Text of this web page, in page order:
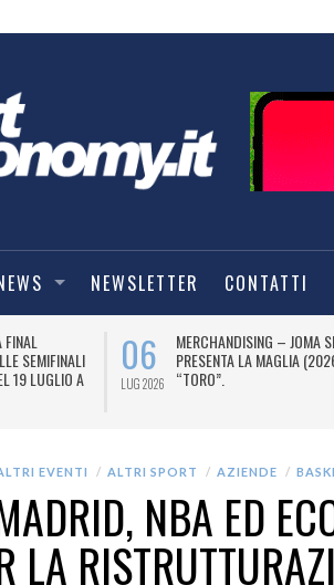
NEWSLETTER CONTATTI
SEMIFINALI
19 LUGLIO A
06
LUG 2026
MERCHANDISING – JOMA
PRESENTA LA MAGLIA
“TORO”.
EVENTI ALTRI SPORT AZIENDE
NBA ED
LA